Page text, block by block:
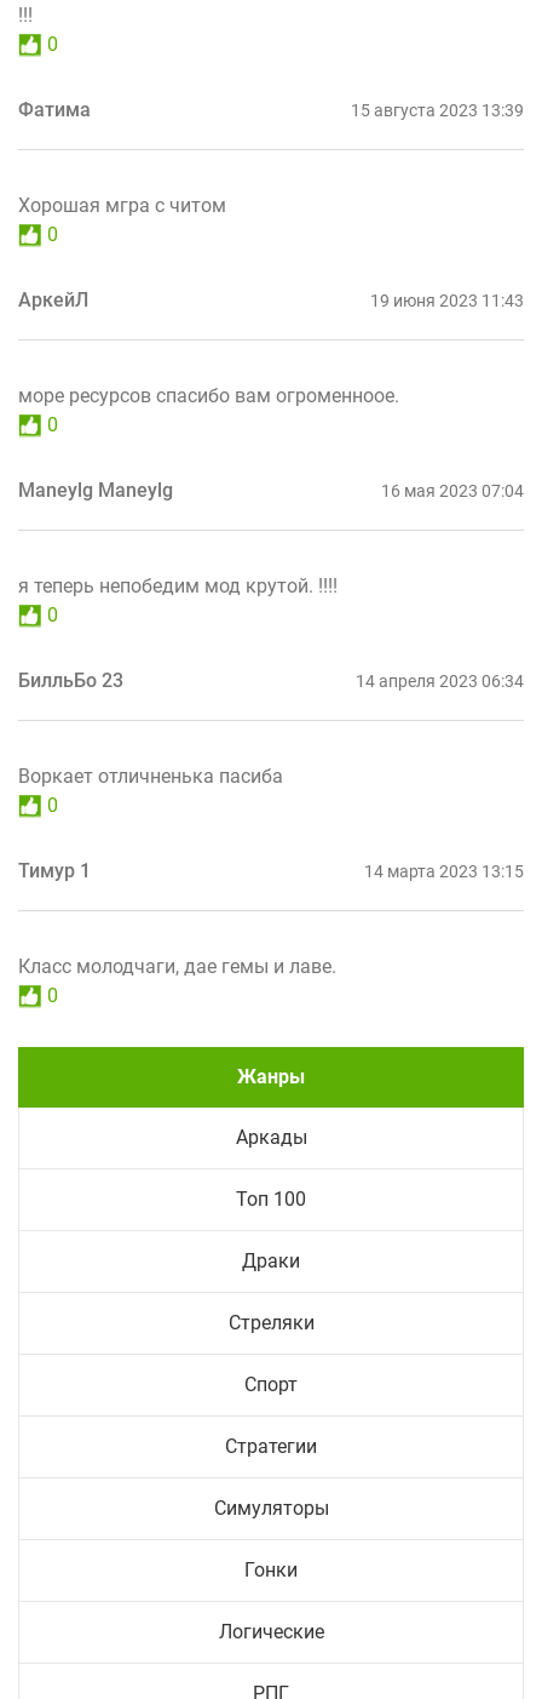
!!!
0
Фатима 15 августа 2023 13:39
Хорошая мгра с читом
0
АркейЛ 19 июня 2023 11:43
море ресурсов спасибо вам огроменноое.
0
Maneylg Maneylg 16 мая 2023 07:04
я теперь непобедим мод крутой. !!!!
0
БилльБо 23 14 апреля 2023 06:34
Воркает отличненька пасиба
0
Тимур 1 14 марта 2023 13:15
Класс молодчаги, дае гемы и лаве.
0
Жанры
Аркады
Топ 100
Драки
Стреляки
Спорт
Стратегии
Симуляторы
Гонки
Логические
РПГ